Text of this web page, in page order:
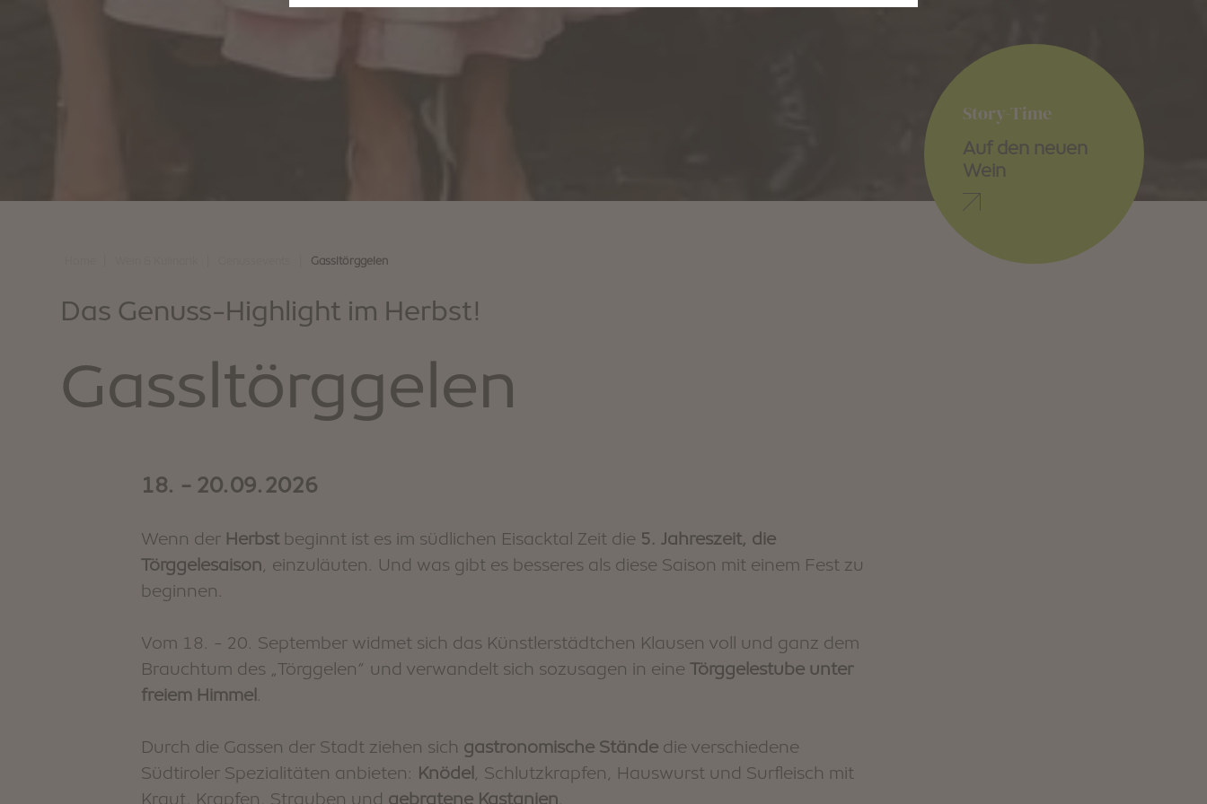
Story-Time
Auf den neuen
Wein
Gassltörggelen
Das Genuss-Highlight im Herbst!
Gassltörggelen
18. - 20.09.2026
Wenn der Herbst beginnt ist es im südlichen Eisacktal Zeit die 5. Jahreszeit, die
Törggelesaison , einzuläuten. Und was gibt es besseres als diese Saison mit einem Fest zu
beginnen.
Vom 18. - 20. September widmet sich das Künstlerstädtchen Klausen voll und ganz dem
Brauchtum des „Törggelen“ und verwandelt sich sozusagen in eine Törggelestube unter
freiem Himmel
Durch die Gassen der Stadt ziehen sich gastronomische Stände die verschiedene
Südtiroler Spezialitäten anbieten: Knödel
, Schlutzkrapfen, Hauswurst und Surfleisch mit
Kraut, Krapfen, Strauben und gebratene Kastanien